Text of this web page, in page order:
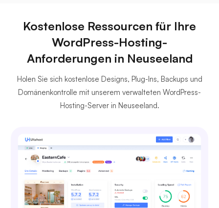
Kostenlose Ressourcen für Ihre
WordPress-Hosting-
Anforderungen in Neuseeland
Holen Sie sich kostenlose Designs, Plug-Ins, Backups und
Domänenkontrolle mit unserem verwalteten WordPress-
Hosting-Server in Neuseeland.